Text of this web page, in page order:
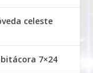
celeste
7×24